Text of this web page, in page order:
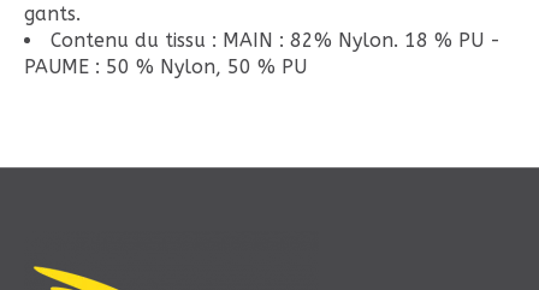
gants.
Contenu du tissu : MAIN : 82% Nylon. 18 % PU -
PAUME : 50 % Nylon, 50 % PU